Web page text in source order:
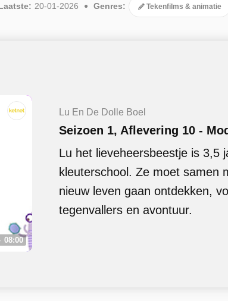
20-01-2026 Genres: Tekenfilms & animatie
08:00
Lu En De Dolle Boel
Seizoen 1, Aflevering 10 -
Lu het lieveheersbeestje is 3,5
kleuterschool. Ze moet samen
nieuw leven gaan ontdekken,
tegenvallers en avontuur.